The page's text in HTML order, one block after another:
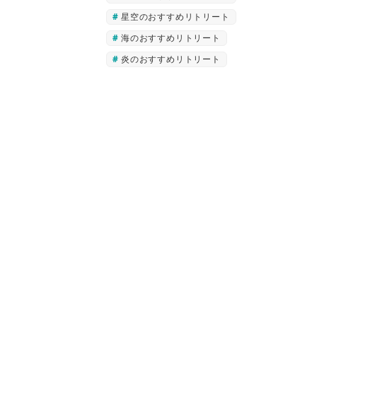
星空のおすすめリトリート
海のおすすめリトリート
炎のおすすめリトリート